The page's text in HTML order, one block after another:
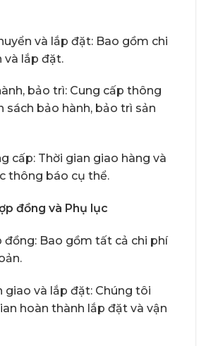
và lắp đặt: Bao gồm chi
và lắp đặt.
bảo trì: Cung cấp thông
sách bảo hành, bảo trì sản
cấp: Thời gian giao hàng và
thông báo cụ thể.
đồng và Phụ lục
đồng: Bao gồm tất cả chi phí
giao và lắp đặt: Chúng tôi
hoàn thành lắp đặt và vận